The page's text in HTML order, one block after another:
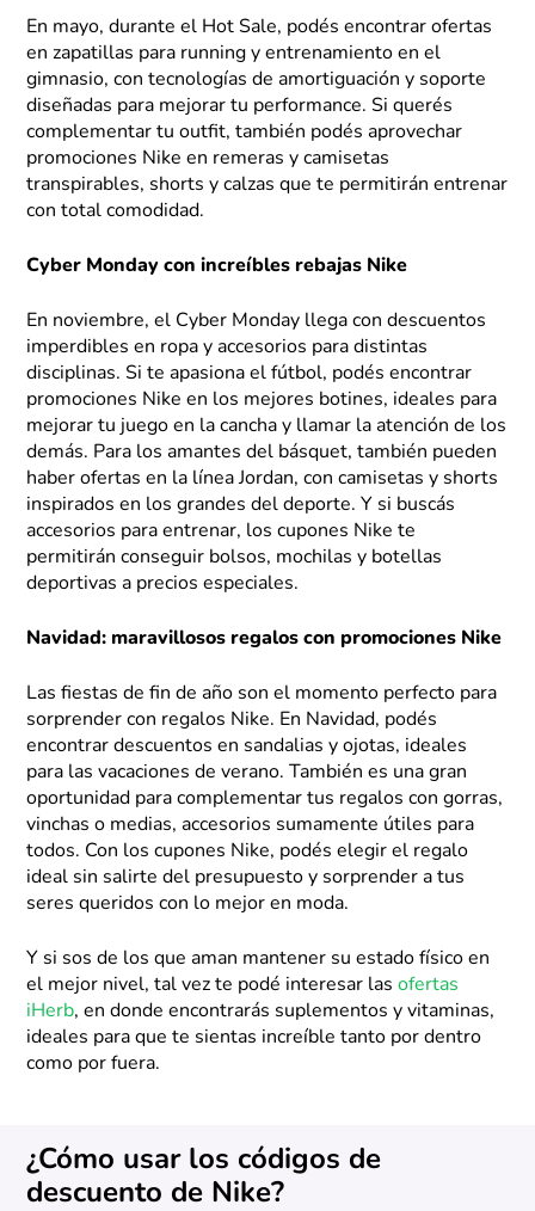
En mayo, durante el Hot Sale, podés encontrar ofertas
en zapatillas para running y entrenamiento en el
gimnasio, con tecnologías de amortiguación y soporte
diseñadas para mejorar tu performance. Si querés
complementar tu outfit, también podés aprovechar
promociones Nike en remeras y camisetas
transpirables, shorts y calzas que te permitirán entrenar
con total comodidad.
Cyber Monday con increíbles rebajas Nike
En noviembre, el Cyber Monday llega con descuentos
imperdibles en ropa y accesorios para distintas
disciplinas. Si te apasiona el fútbol, podés encontrar
promociones Nike en los mejores botines, ideales para
mejorar tu juego en la cancha y llamar la atención de los
demás. Para los amantes del básquet, también pueden
haber ofertas en la línea Jordan, con camisetas y shorts
inspirados en los grandes del deporte. Y si buscás
accesorios para entrenar, los cupones Nike te
permitirán conseguir bolsos, mochilas y botellas
deportivas a precios especiales.
Navidad: maravillosos regalos con promociones Nike
Las fiestas de fin de año son el momento perfecto para
sorprender con regalos Nike. En Navidad, podés
encontrar descuentos en sandalias y ojotas, ideales
para las vacaciones de verano. También es una gran
oportunidad para complementar tus regalos con gorras,
vinchas o medias, accesorios sumamente útiles para
todos. Con los cupones Nike, podés elegir el regalo
ideal sin salirte del presupuesto y sorprender a tus
seres queridos con lo mejor en moda.
Y si sos de los que aman mantener su estado físico en
el mejor nivel, tal vez te podé interesar lasofertas
iHerb, en donde encontrarás suplementos y vitaminas,
ideales para que te sientas increíble tanto por dentro
como por fuera.
¿Cómo usar los códigos de
descuento de Nike?